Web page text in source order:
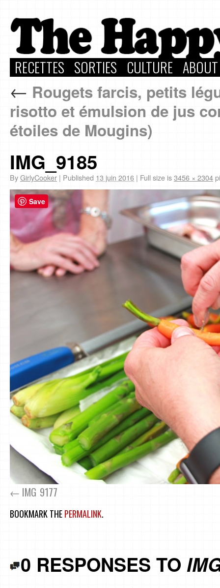
RECETTES SORTIES CULTURE
← Rougets farcis, petits
risotto et émulsion de jus
étoiles de Mougins)
IMG_9185
ByGirlyCooker | Published 13 juin 2016 | Full size is3456 × 2304
IMG_9177
BOOKMARK THEPERMALINK.
0 RESPONSES TO
Save